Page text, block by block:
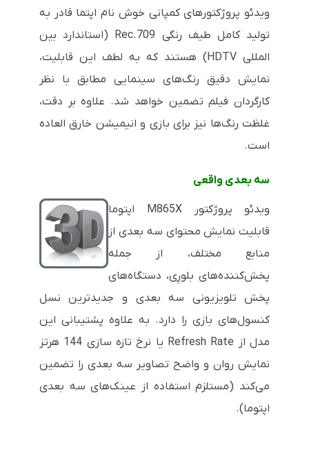
ویدئو پروژکتورهای کمپانی خوش نام اپتما قادر به
تولید کامل طیف رنگی Rec.709 (استاندارد بین
المللی HDTV) هستند که به لطف این قابلیت،
نمایش دقیق رنگ‌های سینمایی مطابق با نظر
کارگردان فیلم تضمین خواهد شد. علاوه بر دقت،
غلظت رنگ‌ها نیز برای بازی و انیمیشن خارق العاده
است.
سه بعدی واقعی
ویدئو پروژکتورM865X اپتوما
قابلیت نمایش محتوای سه بعدی از
منابع مختلف، از جمله
پخش‌کننده‌های بلورِی، دستگاه‌های
پخش تلویزیونی سه بعدی و جدیدترین نسل
کنسول‌های بازی را دارد. به علاوه پشتیبانی این
مدل از Refresh Rate
یا نرخ تازه سازی 144 هرتز
نمایش روان و واضح تصاویر سه بعدی را تضمین
می‌کند (مستلزم استفاده از عینک‌های سه بعدی
اپتوما).